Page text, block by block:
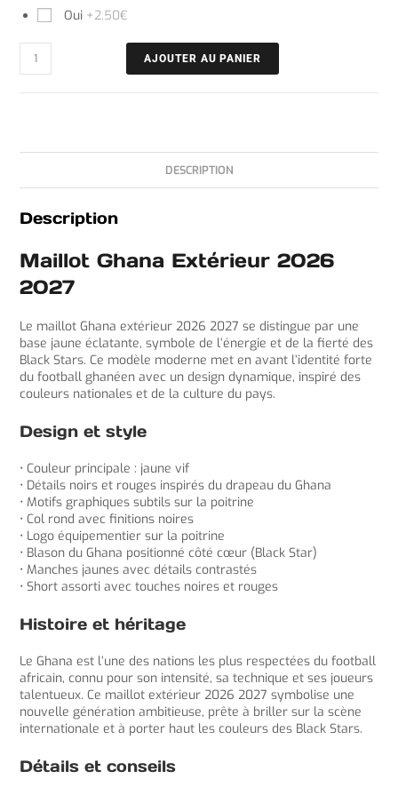
Oui +2.50€
AJOUTER AU PANIER
DESCRIPTION
Description
Maillot Ghana Extérieur 2026
2027
Le maillot Ghana extérieur 2026 2027 se distingue par une
base jaune éclatante, symbole de l’énergie et de la fierté des
Black Stars. Ce modèle moderne met en avant l’identité forte
du football ghanéen avec un design dynamique, inspiré des
couleurs nationales et de la culture du pays.
Design et style
• Couleur principale : jaune vif
• Détails noirs et rouges inspirés du drapeau du Ghana
• Motifs graphiques subtils sur la poitrine
• Col rond avec finitions noires
• Logo équipementier sur la poitrine
• Blason du Ghana positionné côté cœur (Black Star)
• Manches jaunes avec détails contrastés
• Short assorti avec touches noires et rouges
Histoire et héritage
Le Ghana est l’une des nations les plus respectées du football
africain, connu pour son intensité, sa technique et ses joueurs
talentueux. Ce maillot extérieur 2026 2027 symbolise une
nouvelle génération ambitieuse, prête à briller sur la scène
internationale et à porter haut les couleurs des Black Stars.
Détails et conseils